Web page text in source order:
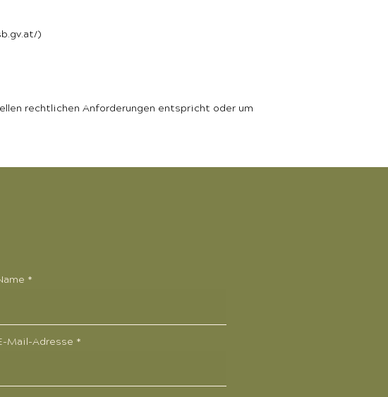
)
rechtlichen Anforderungen entspricht oder um
Mail-Adresse